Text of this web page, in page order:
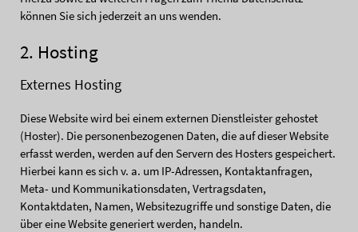
können Sie sich jederzeit an uns wenden.
2. Hosting
Externes Hosting
Diese Website wird bei einem externen Dienstleister gehostet
(Hoster). Die personenbezogenen Daten, die auf dieser Website
erfasst werden, werden auf den Servern des Hosters gespeichert.
Hierbei kann es sich v. a. um IP-Adressen, Kontaktanfragen,
Meta- und Kommunikationsdaten, Vertragsdaten,
Kontaktdaten, Namen, Websitezugriffe und sonstige Daten, die
über eine Website generiert werden, handeln.